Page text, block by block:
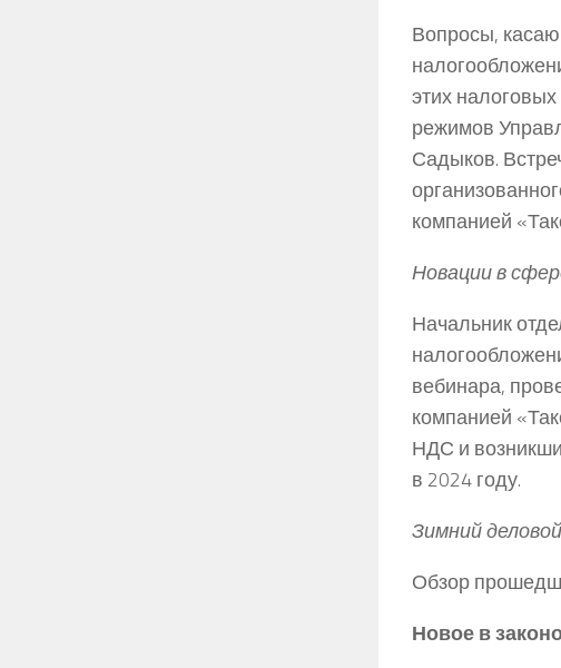
Вопросы,
этих
режимов
Садыков.
компанией
Новации в
Начальник
вебинара,
компанией
НДС и
в 2024 году.
Зимний
Обзор
Новое в